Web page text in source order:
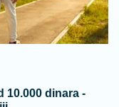
10.000 dinara -